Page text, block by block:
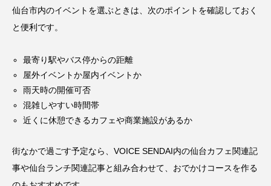
仙台市内のイベントを選ぶときは、次のポイントを確認しておく
と便利です。
最寄り駅やバス停からの距離
屋外イベントか屋内イベントか
雨天時の開催可否
混雑しやすい時間帯
近くに休憩できるカフェや商業施設があるか
街なかで過ごす予定なら、VOICE SENDAI内の仙台カフェ関連記
事や仙台ランチ関連記事と組み合わせて、おでかけコースを作る